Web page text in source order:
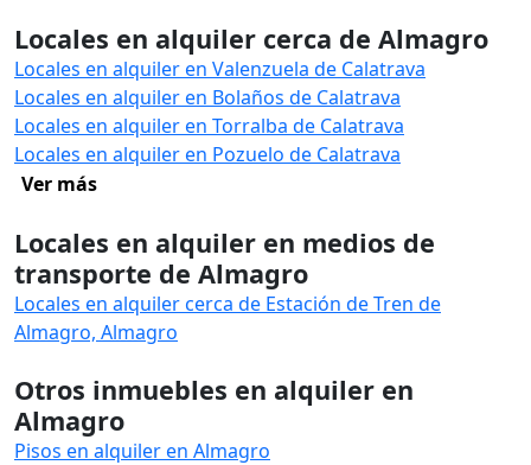
Locales en alquiler cerca de Almagro
Locales en alquiler en Valenzuela de Calatrava
Locales en alquiler en Bolaños de Calatrava
Locales en alquiler en Torralba de Calatrava
Locales en alquiler en Pozuelo de Calatrava
Ver más
Locales en alquiler en medios de
transporte de Almagro
Locales en alquiler cerca de Estación de Tren de
Almagro, Almagro
Otros inmuebles en alquiler en
Almagro
Pisos en alquiler en Almagro